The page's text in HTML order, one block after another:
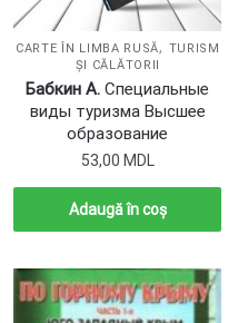
CARTE ÎN LIMBA RUSĂ, TURISM
ȘI CĂLĂTORII
Бабкин А. Специальные
виды туризма Высшее
образование
53,00 MDL
Adaugă în coș